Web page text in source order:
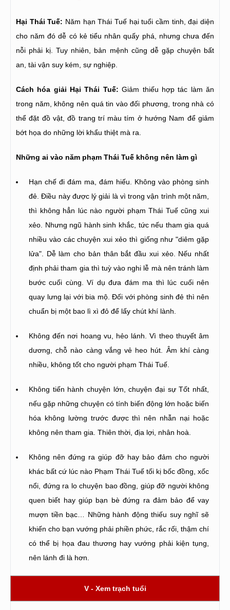
Hại Thái Tuế: Năm hạn Thái Tuế hại tuổi cầm tinh, đại diện
cho năm đó dễ có kẻ tiểu nhân quấy phá, nhưng chưa đến
nỗi phải kị. Tuy nhiên, bản mệnh cũng dễ gặp chuyện bất
an, tài vận suy kém, sự nghiệp.
Cách hóa giải Hại Thái Tuế: Giảm thiếu hợp tác làm ăn
trong năm, không nên quá tin vào đối phương, trong nhà có
thể đặt đồ vật, đồ trang trí màu tím ở hướng Nam để giảm
bớt họa do những lời khẩu thiệt mà ra.
Những ai vào năm phạm Thái Tuế không nên làm gì
Hạn chế đi đám ma, đám hiếu. Không vào phòng sinh
đẻ. Điều này được lý giải là vì trong vận trình một năm,
thì không hẳn lúc nào người phạm Thái Tuế cũng xui
xẻo. Nhưng ngũ hành sinh khắc, tức nếu tham gia quá
nhiều vào các chuyện xui xẻo thì giống như "diêm gặp
lửa". Dễ làm cho bản thân bắt đầu xui xẻo. Nếu nhất
định phải tham gia thì tuỳ vào nghi lễ mà nên tránh làm
bước cuối cùng. Ví dụ đưa đám ma thì lúc cuối nên
quay lưng lại với bia mộ. Đối với phòng sinh đẻ thì nên
chuẩn bị một bao lì xì đỏ để lấy chút khí lành.
Không đến nơi hoang vu, hẻo lánh. Vì theo thuyết âm
dương, chỗ nào càng vắng vẻ heo hút. Âm khí càng
nhiều, không tốt cho người phạm Thái Tuế.
Không tiến hành chuyện lớn, chuyện đại sự Tốt nhất,
nếu gặp những chuyện có tính biến động lớn hoặc biến
hóa không lường trước được thì nên nhẫn nại hoặc
không nên tham gia. Thiên thời, địa lợi, nhân hoà.
Không nên đứng ra giúp đỡ hay bảo đảm cho người
khác bất cứ lúc nào Phạm Thái Tuế tối kị bốc đồng, xốc
nổi, đứng ra lo chuyện bao đồng, giúp đỡ người không
quen biết hay giúp bạn bè đứng ra đảm bảo để vay
mượn tiền bạc… Những hành động thiếu suy nghĩ sẽ
khiến cho bạn vướng phải phiền phức, rắc rối, thậm chí
có thể bị họa đau thương hay vướng phải kiện tụng,
nên lánh đi là hơn.
V - Xem trạch tuổi